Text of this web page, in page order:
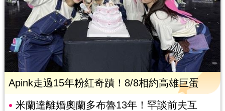
Apink走過15年粉紅奇蹟！8/8相約高雄巨蛋
米蘭達離婚奧蘭多布魯13年！罕談前夫互